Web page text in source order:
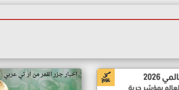
اخبار جزر القمر من ار تي عربي